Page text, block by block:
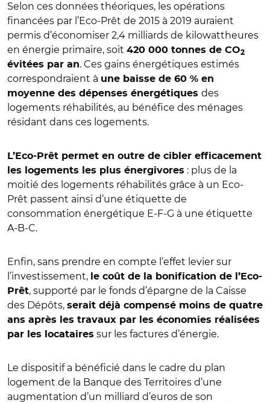
Selon ces données théoriques, les opérations
financées par l’Eco-Prêt de 2015 à 2019 auraient
permis d’économiser 2,4 milliards de kilowattheures
en énergie primaire, soit 420 000 tonnes de CO2
évitées par an. Ces gains énergétiques estimés
correspondraient à une baisse de 60 % en
moyenne des dépenses énergétiques des
logements réhabilités, au bénéfice des ménages
résidant dans ces logements.
L’Eco-Prêt permet en outre de cibler efficacement
les logements les plus énergivores : plus de la
moitié des logements réhabilités grâce à un Eco-
Prêt passent ainsi d’une étiquette de
consommation énergétique E-F-G à une étiquette
A-B-C.
Enfin, sans prendre en compte l’effet levier sur
l’investissement, le coût de la bonification de l’Eco-
Prêt, supporté par le fonds d’épargne de la Caisse
des Dépôts, serait déjà compensé moins de quatre
ans après les travaux par les économies réalisées
par les locataires sur les factures d’énergie.
Le dispositif a bénéficié dans le cadre du plan
logement de la Banque des Territoires d’une
augmentation d’un milliard d’euros de son